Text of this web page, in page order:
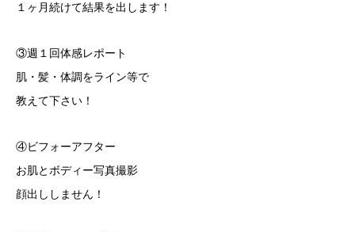
１ヶ月続けて結果を出します！
③週１回体感レポート
肌・髪・体調をライン等で
教えて下さい！
④ビフォーアフター
お肌とボディー写真撮影
顔出ししません！